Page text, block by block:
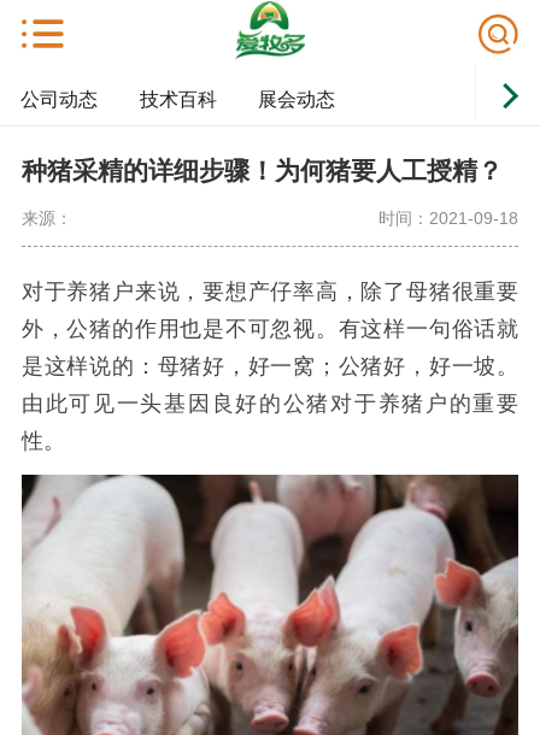
公司动态 技术百科 展会动态
种猪采精的详细步骤！为何猪要人工授精？
来源： 时间：2021-09-18
对于养猪户来说，要想产仔率高，除了母猪很重要
外，公猪的作用也是不可忽视。有这样一句俗话就
是这样说的：母猪好，好一窝；公猪好，好一坡。
由此可见一头基因良好的公猪对于养猪户的重要
性。